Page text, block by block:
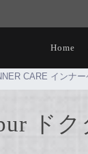
Home
CARE インナ
ド